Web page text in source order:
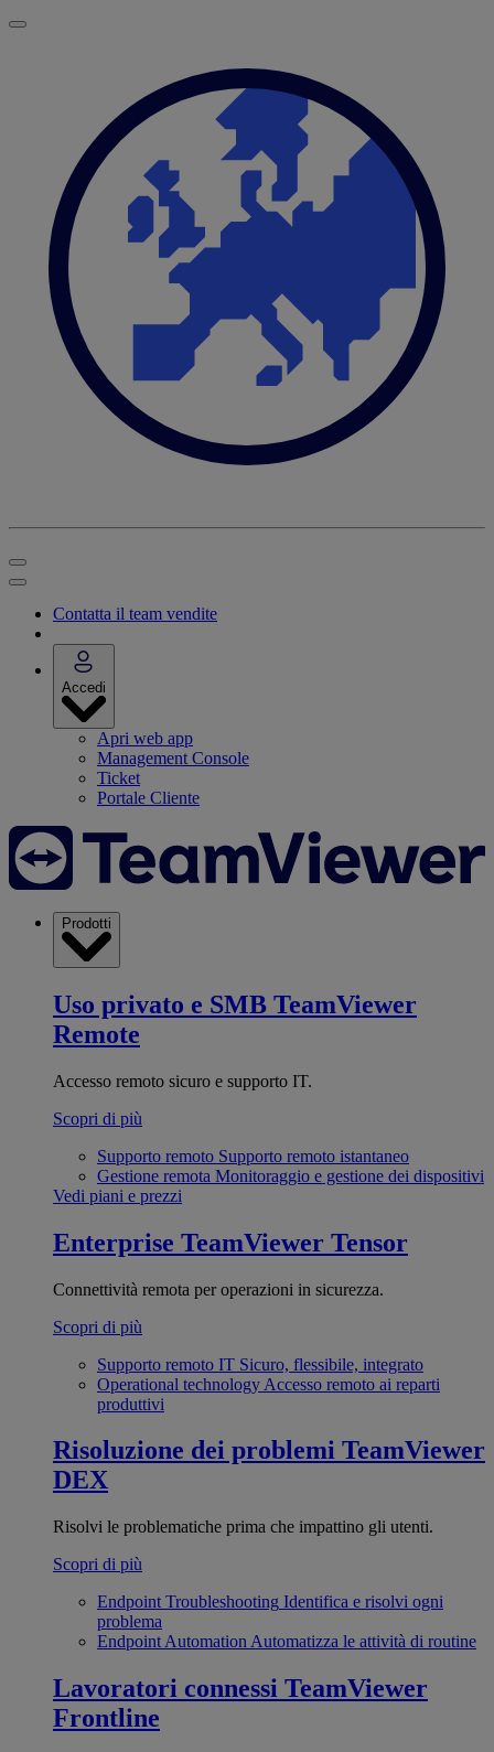
Contatta il team vendite
Accedi
Apri web app
Management Console
Ticket
Portale Cliente
Prodotti
Uso privato e SMB TeamViewer
Remote
Accesso remoto sicuro e supporto IT.
Scopri di più
Supporto remoto Supporto remoto istantaneo
Gestione remota Monitoraggio e gestione dei dispositivi
Vedi piani e prezzi
Enterprise TeamViewer Tensor
Connettività remota per operazioni in sicurezza.
Scopri di più
Supporto remoto IT Sicuro, flessibile, integrato
Operational technology Accesso remoto ai reparti
produttivi
Risoluzione dei problemi TeamViewer
DEX
Risolvi le problematiche prima che impattino gli utenti.
Scopri di più
Endpoint Troubleshooting Identifica e risolvi ogni
problema
Endpoint Automation Automatizza le attività di routine
Lavoratori connessi TeamViewer
Frontline